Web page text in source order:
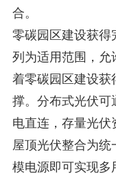
合。
零碳园区建设获得
列为适用范围，允
着零碳园区建设获
撑。分布式光伏可
电直连，存量光
屋顶光伏整合为
模电源即可实现多